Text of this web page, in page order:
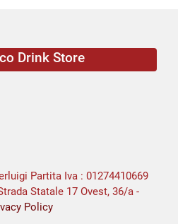
Drink Store
Partita Iva : 01274410669
Statale 17 Ovest, 36/a -
Policy